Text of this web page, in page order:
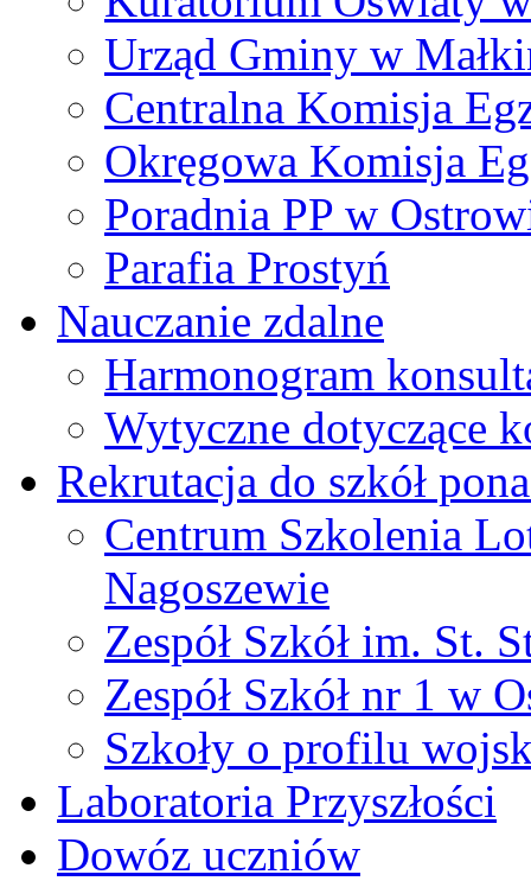
Urząd Gminy w
Centralna Komisja
Okręgowa Komisja
Poradnia PP w
Parafia Prostyń
Nauczanie zdalne
Harmonogram
Wytyczne dotyczące
Rekrutacja do szkół
Centrum Szkolenia
Nagoszewie
Zespół Szkół im. St.
Zespół Szkół nr 1 w
Szkoły o profilu
Laboratoria Przyszłości
Dowóz uczniów